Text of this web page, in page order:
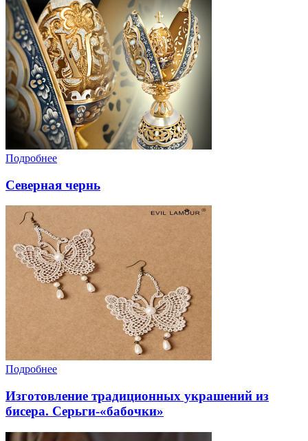
Подробнее
Северная чернь
Подробнее
Изготовление традиционных украшений из
бисера. Серьги-«бабочки»